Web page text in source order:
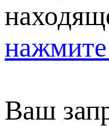
нажмите
Ваш